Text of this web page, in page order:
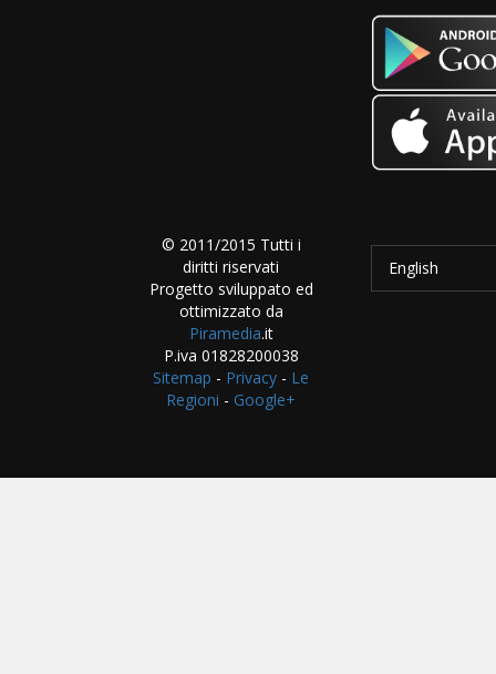
© 2011/2015 Tutti i
diritti riservati
Progetto sviluppato ed
ottimizzato da
Piramedia.it
P.iva 01828200038
Sitemap - Privacy - Le
Regioni - Google+
English